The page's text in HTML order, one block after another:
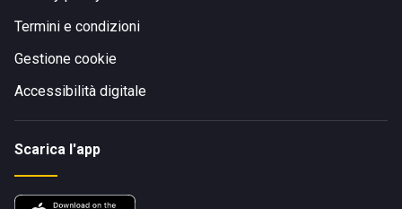
Termini e condizioni
Gestione cookie
Accessibilità digitale
Scarica l'app